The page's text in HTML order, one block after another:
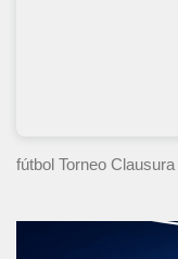
fútbol Torneo Clausura